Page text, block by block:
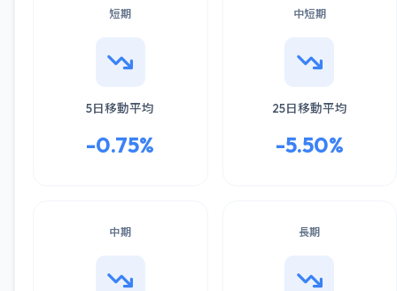
短期
5日移動平均
-0.75%
中短期
25日移動平均
-5.50%
中期 長期